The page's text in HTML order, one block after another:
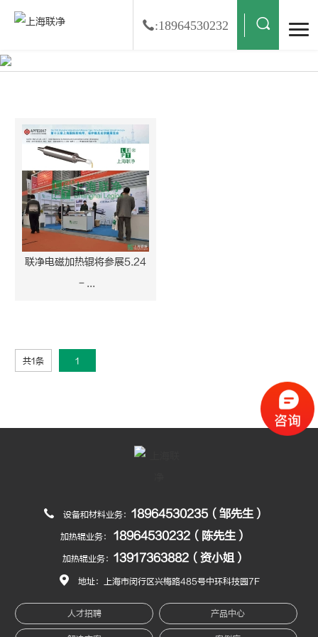
:18964530232
联净电磁加热辊将参展5.24
－...
共1条 1
设备和材料业务： 18964530235（邹先生）
加热辊业务： 18964530232（陈先生）
加热辊业务： 13917363882（资小姐）
地址：上海市闵行区兴梅路485号中环科技园7F
人才招聘 产品中心